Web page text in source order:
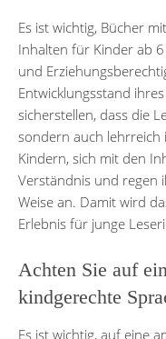
Es ist wichtig, Bücher
Inhalten für Kinder ab
und
Entwicklungsstand
sicherstellen, dass die
sondern auch lehrreich
Kindern, sich mit den
Verständnis und regen
Weise an. Damit wird
Erlebnis für junge
Achten Sie auf
kindgerechte
Es ist wichtig, auf eine